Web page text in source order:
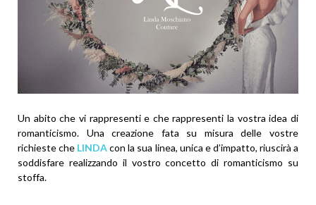
Un abito che vi rappresenti e che rappresenti la vostra idea di
romanticismo. Una creazione fata su misura delle vostre
richieste che LINDAcon la sua linea, unica e d’impatto, riuscirà a
soddisfare realizzando il vostro concetto di romanticismo su
stoffa.